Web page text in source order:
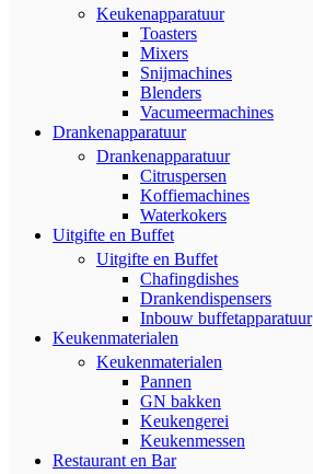
Keukenapparatuur
Toasters
Mixers
Snijmachines
Blenders
Vacumeermachines
Drankenapparatuur
Drankenapparatuur
Citruspersen
Koffiemachines
Waterkokers
Uitgifte en Buffet
Uitgifte en Buffet
Chafingdishes
Drankendispensers
Inbouw buffetapparatuur
Keukenmaterialen
Keukenmaterialen
Pannen
GN bakken
Keukengerei
Keukenmessen
Restaurant en Bar